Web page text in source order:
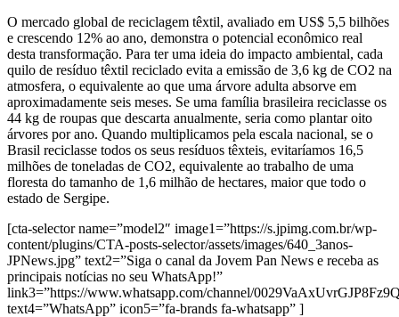
O mercado global de reciclagem têxtil, avaliado em US$ 5,5 bilhões
e crescendo 12% ao ano, demonstra o potencial econômico real
desta transformação. Para ter uma ideia do impacto ambiental, cada
quilo de resíduo têxtil reciclado evita a emissão de 3,6 kg de CO2 na
atmosfera, o equivalente ao que uma árvore adulta absorve em
aproximadamente seis meses. Se uma família brasileira reciclasse os
44 kg de roupas que descarta anualmente, seria como plantar oito
árvores por ano. Quando multiplicamos pela escala nacional, se o
Brasil reciclasse todos os seus resíduos têxteis, evitaríamos 16,5
milhões de toneladas de CO2, equivalente ao trabalho de uma
floresta do tamanho de 1,6 milhão de hectares, maior que todo o
estado de Sergipe.
[cta-selector name=”model2″ image1=”https://s.jpimg.com.br/wp-
content/plugins/CTA-posts-selector/assets/images/640_3anos-
JPNews.jpg” text2=”Siga o canal da Jovem Pan News e receba as
principais notícias no seu WhatsApp!”
link3=”https://www.whatsapp.com/channel/
text4=”WhatsApp” icon5=”fa-brands fa-whatsapp” ]